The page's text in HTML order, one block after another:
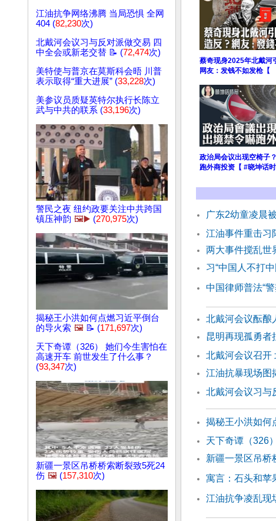
江油抗争网络沸腾 当局恐惧 全网
404 (82,230次)
北戴河会议习与反对派做交易 四
中全会或新老交替 📝 (72,474次)
美特使与普京在莫斯科会晤 川普
表示取得“重大进展” (33,228次)
美参议员质疑英特尔执行长陈立
武与中共的联系 (33,196次)
警民之夜 纽约政要关注中共跨国
镇压神韵 🖼️▶️ (270,975次)
揭秘王小洪如何点燃习近平倒台
的导火索 🖼️ 📝 (171,697次)
天下奇谭（326） 她们今生害怕在
高速开车 前世发生了什么事？
(93,347次)
新疆一景区吊桥桥索断裂致5死24
伤 🖼️ (157,310次)
蔡奇现身2025年北戴河
网友：发钱不如发枪【
政治局会议出现空椅子
跑外商投资【 #晓坤话时
广东2幼童凌晨
江油事件重击习
两大事件搅乱世
习“中国人不打
中国律师普法“
北戴河会议酝酿
昆明再现孤勇者
北戴河会议召开
江油抗暴现场图
北戴河会议习与
揭秘王小洪如何
天下奇谭（326
新疆一景区吊桥
寓言：石头和苹
江油抗争凌乱现